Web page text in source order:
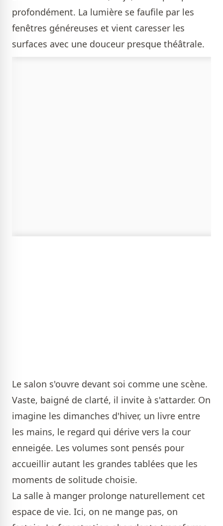
profondément. La lumière se faufile par les
fenêtres généreuses et vient caresser les
surfaces avec une douceur presque théâtrale.
Le salon s'ouvre devant soi comme une scène.
Vaste, baigné de clarté, il invite à s'attarder. On
imagine les dimanches d'hiver, un livre entre
les mains, le regard qui dérive vers la cour
enneigée. Les volumes sont pensés pour
accueillir autant les grandes tablées que les
moments de solitude choisie.
La salle à manger prolonge naturellement cet
espace de vie. Ici, on ne mange pas, on